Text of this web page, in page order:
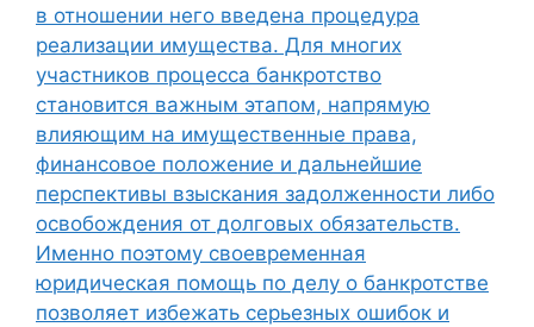
в отношении него введена процедура
реализации имущества. Для многих
участников процесса банкротство
становится важным этапом, напрямую
влияющим на имущественные права,
финансовое положение и дальнейшие
перспективы взыскания задолженности либо
освобождения от долговых обязательств.
Именно поэтому своевременная
юридическая помощь по делу о банкротстве
позволяет избежать серьезных ошибок и